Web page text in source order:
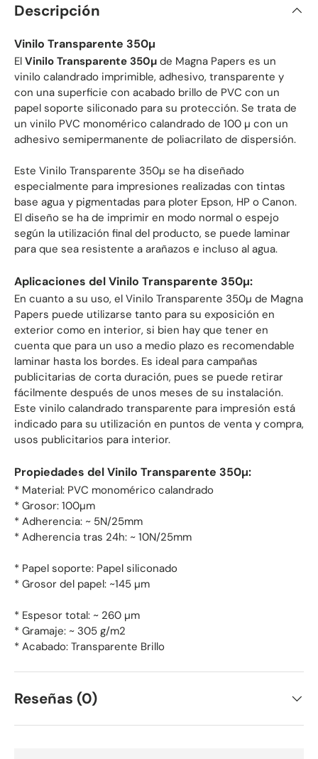
Descripción
Vinilo Transparente 350µ
El Vinilo Transparente 350µ de Magna Papers es un
vinilo calandrado imprimible, adhesivo, transparente y
con una superficie con acabado brillo de PVC con un
papel soporte siliconado para su protección. Se trata de
un vinilo PVC monomérico calandrado de 100 µ con un
adhesivo semipermanente de poliacrilato de dispersión.
Este Vinilo Transparente 350µ se ha diseñado
especialmente para impresiones realizadas con tintas
base agua y pigmentadas para ploter Epson, HP o Canon.
El diseño se ha de imprimir en modo normal o espejo
según la utilización final del producto, se puede laminar
para que sea resistente a arañazos e incluso al agua.
Aplicaciones del Vinilo Transparente 350µ:
En cuanto a su uso, el Vinilo Transparente 350µ de Magna
Papers puede utilizarse tanto para su exposición en
exterior como en interior, si bien hay que tener en
cuenta que para un uso a medio plazo es recomendable
laminar hasta los bordes. Es ideal para campañas
publicitarias de corta duración, pues se puede retirar
fácilmente después de unos meses de su instalación.
Este vinilo calandrado transparente para impresión está
indicado para su utilización en puntos de venta y compra,
usos publicitarios para interior.
Propiedades del Vinilo Transparente 350µ:
* Material: PVC monomérico calandrado
* Grosor: 100µm
* Adherencia: ~ 5N/25mm
* Adherencia tras 24h: ~ 10N/25mm
* Papel soporte: Papel siliconado
* Grosor del papel: ~145 µm
* Espesor total: ~ 260 µm
* Gramaje: ~ 305 g/m2
* Acabado: Transparente Brillo
Reseñas (0)